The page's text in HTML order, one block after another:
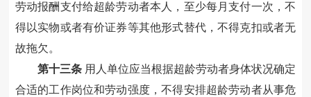
劳动报酬支付给超龄劳动者本人，至少每月支付一次，不
得以实物或者有价证券等其他形式替代，不得克扣或者无
故拖欠。
第十三条用人单位应当根据超龄劳动者身体状况确定
合适的工作岗位和劳动强度，不得安排超龄劳动者从事危